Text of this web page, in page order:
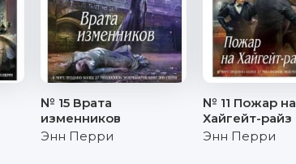
№ 15 Врата
изменников
Энн Перри
№ 11 Пожар на
Хайгейт-райз
Энн Перри